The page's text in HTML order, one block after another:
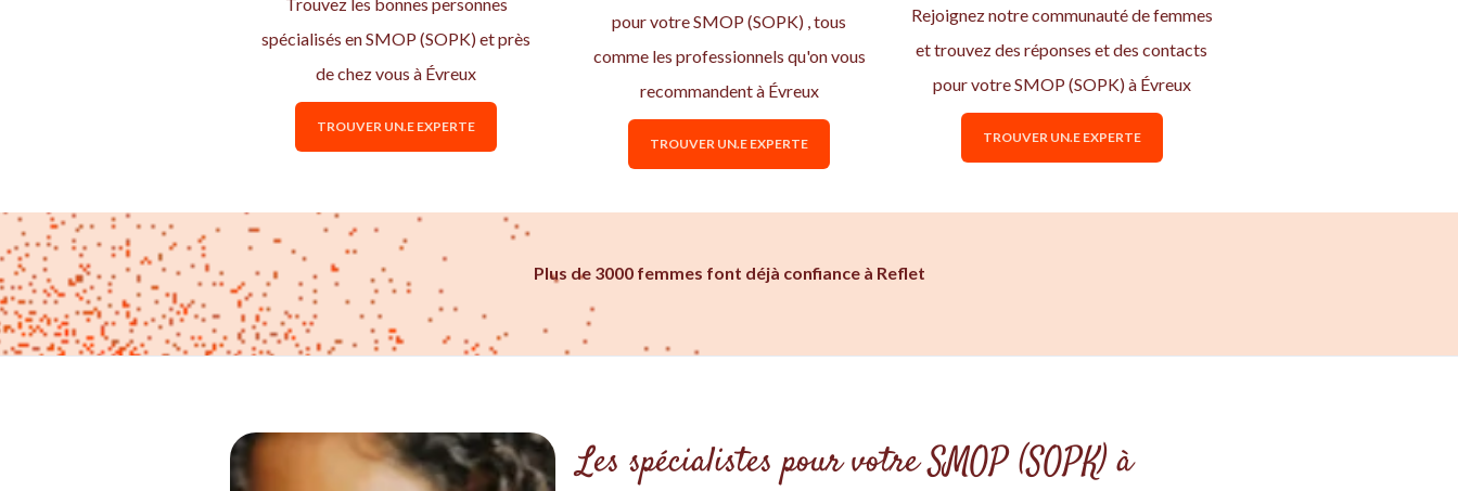
spécialisés en SMOP (SOPK) et près
de chez vous à Évreux
TROUVER UN.E EXPERTE
pour votre SMOP (SOPK) , tous
comme les professionnels qu'on vous
recommandent à Évreux
TROUVER UN.E EXPERTE
Rejoignez notre communauté de femmes
et trouvez des réponses et des contacts
pour votre SMOP (SOPK) à Évreux
TROUVER UN.E EXPERTE
Plus de 3000 femmes font déjà confiance à Reflet
Les spécialistes pour votre SMOP (SOPK) à